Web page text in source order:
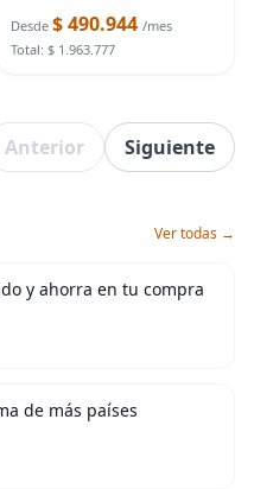
Desde $ 490.944 /mes
Total: $ 1.963.777
Anterior Siguiente
Ver todas →
y ahorra en tu compra
de más países